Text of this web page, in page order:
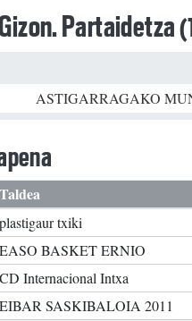
Partaidetza
ASTIGARRAGAKO
Taldea
plastigaur txiki
EASO BASKET ERNIO
CD Internacional Intxa
EIBAR SASKIBALOIA 2011